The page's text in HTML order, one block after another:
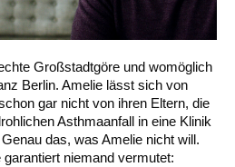
Großstadtgöre und womöglich
Berlin. Amelie lässt sich von
gar nicht von ihren Eltern, die
Asthmaanfall in eine Klinik
das, was Amelie nicht will.
niemand vermutet: